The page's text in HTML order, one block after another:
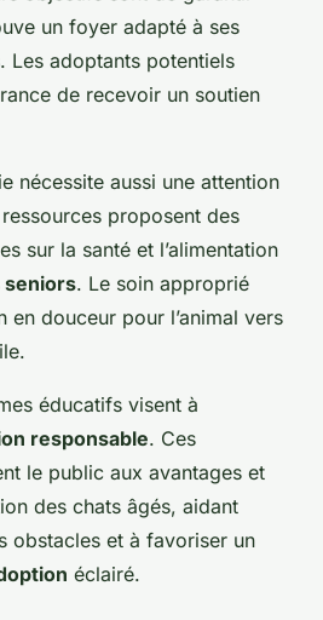
un foyer adapté à ses
Les adoptants potentiels
de recevoir un soutien
nécessite aussi une attention
proposent des
sur la santé et l’alimentation
seniors. Le soin approprié
en douceur pour l’animal vers
éducatifs visent à
responsable. Ces
le public aux avantages et
des chats âgés, aidant
obstacles et à favoriser un
éclairé.